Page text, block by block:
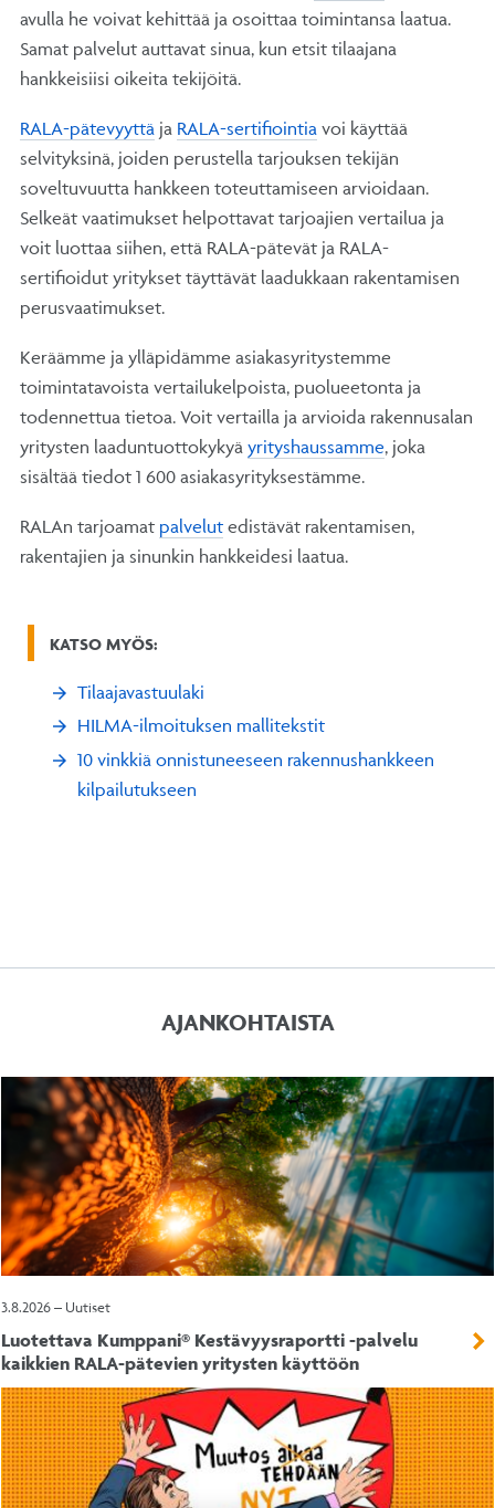
avulla he voivat kehittää ja osoittaa toimintansa laatua.
Samat palvelut auttavat sinua, kun etsit tilaajana
hankkeisiisi oikeita tekijöitä.
RALA-pätevyyttä ja RALA-sertifiointia voi käyttää
selvityksinä, joiden perustella tarjouksen tekijän
soveltuvuutta hankkeen toteuttamiseen arvioidaan.
Selkeät vaatimukset helpottavat tarjoajien vertailua ja
voit luottaa siihen, että RALA-pätevät ja RALA-
sertifioidut yritykset täyttävät laadukkaan rakentamisen
perusvaatimukset.
Keräämme ja ylläpidämme asiakasyritystemme
toimintatavoista vertailukelpoista, puolueetonta ja
todennettua tietoa. Voit vertailla ja arvioida rakennusalan
yritysten laaduntuottokykyä yrityshaussamme, joka
sisältää tiedot 1 600 asiakasyrityksestämme.
RALAn tarjoamat palvelut edistävät rakentamisen,
rakentajien ja sinunkin hankkeidesi laatua.
KATSO MYÖS:
Tilaajavastuulaki
HILMA-ilmoituksen mallitekstit
10 vinkkiä onnistuneeseen rakennushankkeen
kilpailutukseen
AJANKOHTAISTA
3.8.2026 – Uutiset
Luotettava Kumppani® Kestävyysraportti -palvelu
kaikkien RALA-pätevien yritysten käyttöön